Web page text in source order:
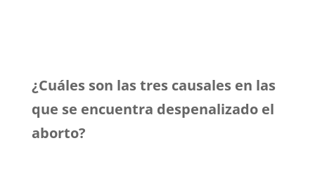
¿Cuáles son las tres causales en las
que se encuentra despenalizado el
aborto?